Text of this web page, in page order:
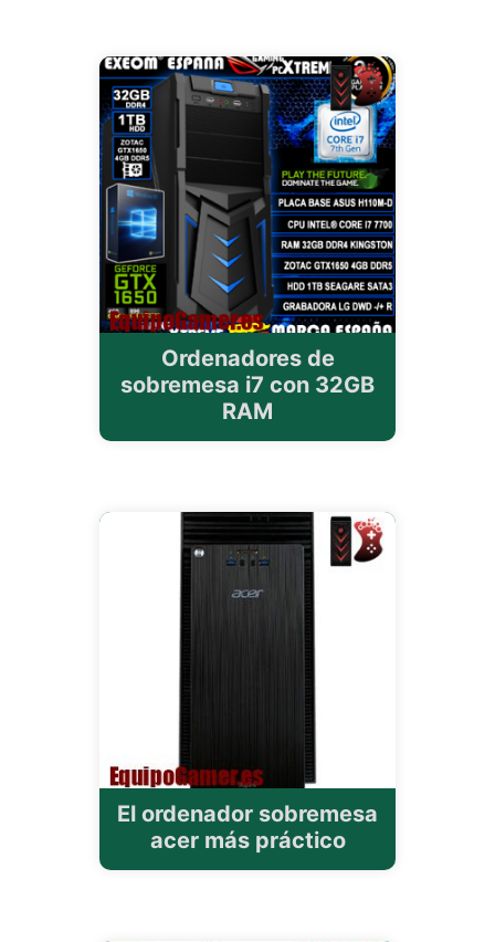
Ordenadores de
sobremesa i7 con 32GB
RAM
El ordenador sobremesa
acer más práctico